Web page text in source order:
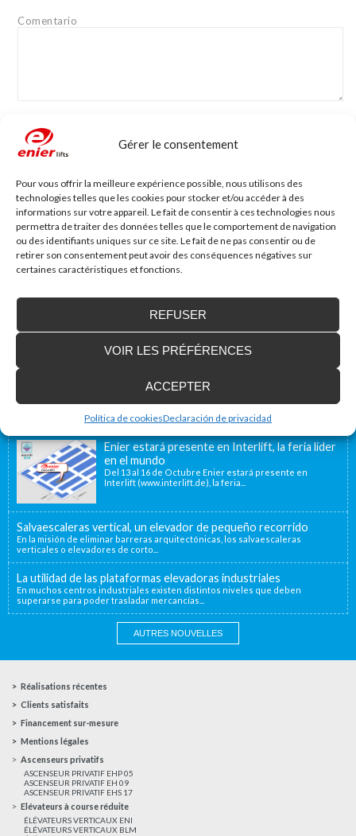
Gérer le consentement
Pour vous offrir la meilleure expérience possible, nous utilisons des
technologies telles que les cookies pour stocker et/ou accéder à des
informations sur votre appareil. Le fait de consentir à ces technologies nous
permettra de traiter des données telles que le comportement de navigation
ou des identifiants uniques sur ce site. Le fait de ne pas consentir ou de
retirer son consentement peut avoir des conséquences négatives sur
certaines caractéristiques et fonctions.
ACCEPTER
REFUSER
VOIR LES PRÉFÉRENCES
Política de cookiesDeclaración de privacidad
Comentario
Nom*
Site web
Accessibilité Blog
pour les personnes à mobilité réduite, y
compris en France
Notre emplacement géographique proche de la
frontière française, à 40 minutes, nous permet d’offrir...
Enier estará presente en Interlift, la feria líder
en el mundo
Del 13 al 16 de Octubre Enier estará presente en
Interlift (www.interlift.de), la feria...
Salvaescaleras vertical, un elevador de pequeño recorrido
En la misión de eliminar barreras arquitectónicas, los salvaescaleras
verticales o elevadores de corto...
La utilidad de las plataformas elevadoras industriales
En muchos centros industriales existen distintos niveles que deben
superarse para poder trasladar mercancías...
AUTRES NOUVELLES
Réalisations récentes
Clients satisfaits
Financement sur-mesure
Mentions légales
Ascenseurs privatifs
ASCENSEUR PRIVATIF EHP 05
ASCENSEUR PRIVATIF EH 09
ASCENSEUR PRIVATIF EHS 17
Elévateurs à course réduite
ÉLÉVATEURS VERTICAUX ENI
ÉLÉVATEURS VERTICAUX BLM